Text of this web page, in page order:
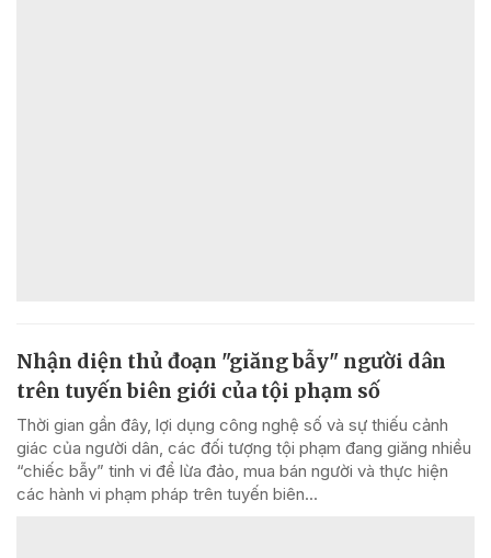
Nhận diện thủ đoạn "giăng bẫy" người dân
trên tuyến biên giới của tội phạm số
Thời gian gần đây, lợi dụng công nghệ số và sự thiếu cảnh
giác của người dân, các đối tượng tội phạm đang giăng nhiều
“chiếc bẫy” tinh vi để lừa đảo, mua bán người và thực hiện
các hành vi phạm pháp trên tuyến biên...